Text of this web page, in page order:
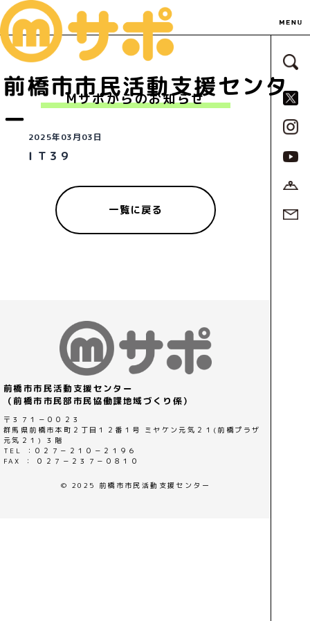
前橋市市民活動支援センタ
ー
サ
Mサポからのお知らせ
2025年03月03日
ＩＴ３９
一覧に戻る
前橋市市民活動支援センター
（前橋市市民部市民協働課地域づくり係）
〒３７１－００２３
群馬県前橋市本町２丁目１２番１号 ミヤケン元気２１(前橋プラザ
元気２１) ３階
TEL ：０２７－２１０－２１９６
FAX ： ０２７－２３７－０８１０
© 2025 前橋市市民活動支援センター